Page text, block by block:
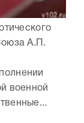
А.П.
военной